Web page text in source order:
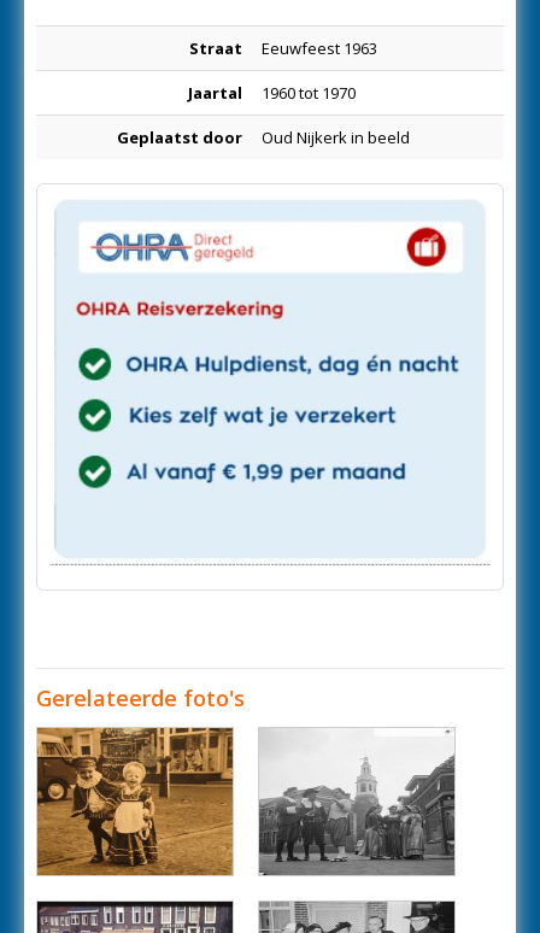
Straat Eeuwfeest 1963
Jaartal 1960 tot 1970
Geplaatst door Oud Nijkerk in beeld
Gerelateerde foto's